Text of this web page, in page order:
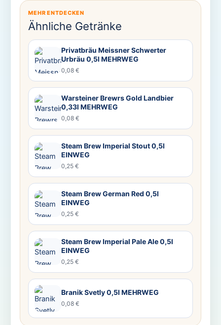
MEHR ENTDECKEN
Ähnliche Getränke
Privatbräu Meissner Schwerter
Urbräu 0,5l MEHRWEG
0,08 €
Warsteiner Brewrs Gold Landbier
0,33l MEHRWEG
0,08 €
Steam Brew Imperial Stout 0,5l
EINWEG
0,25 €
Steam Brew German Red 0,5l
EINWEG
0,25 €
Steam Brew Imperial Pale Ale 0,5l
EINWEG
0,25 €
Branik Svetly 0,5l MEHRWEG
0,08 €